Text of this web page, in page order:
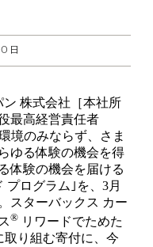
日
株式会社［本社所
最高経営責任者
境のみならず、さま
ゆる体験の機会を得
体験の機会を届ける
ログラム｣を、3月
スターバックス カー
® リワードでためた
取り組む寄付に、今